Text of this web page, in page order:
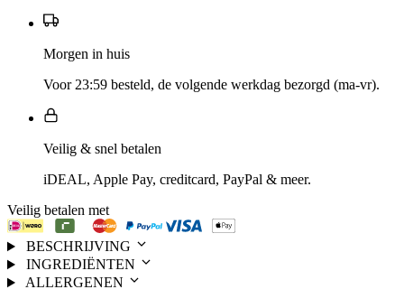
Morgen in huis
Voor 23:59 besteld, de volgende werkdag bezorgd (ma-vr).
Veilig & snel betalen
iDEAL, Apple Pay, creditcard, PayPal & meer.
Veilig betalen met
BESCHRIJVING
INGREDIËNTEN
ALLERGENEN